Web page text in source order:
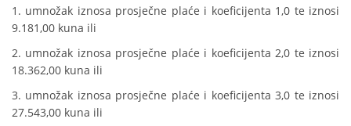
1. umnožak iznosa prosječne plaće i koeficijenta 1,0 te iznosi
9.181,00 kuna ili
2. umnožak iznosa prosječne plaće i koeficijenta 2,0 te iznosi
18.362,00 kuna ili
3. umnožak iznosa prosječne plaće i koeficijenta 3,0 te iznosi
27.543,00 kuna ili